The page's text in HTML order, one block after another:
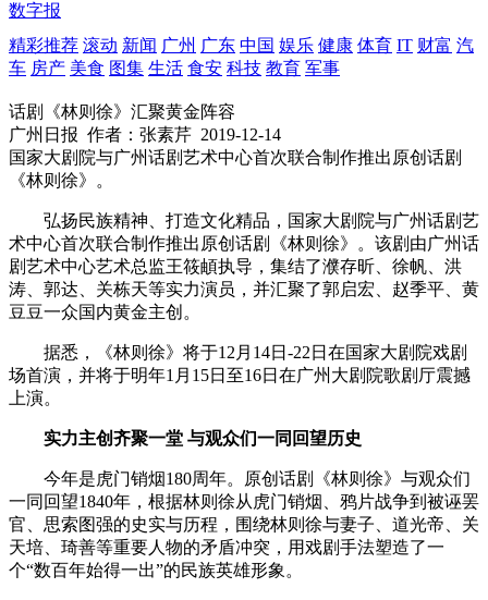
数字报
精彩推荐 滚动 新闻 广州 广东 中国 娱乐 健康 体育 IT 财富 汽
车 房产 美食 图集 生活 食安 科技 教育 军事
话剧《林则徐》汇聚黄金阵容
广州日报 作者：张素芹 2019-12-14
国家大剧院与广州话剧艺术中心首次联合制作推出原创话剧
《林则徐》。
弘扬民族精神、打造文化精品，国家大剧院与广州话剧艺
术中心首次联合制作推出原创话剧《林则徐》。该剧由广州话
剧艺术中心艺术总监王筱頔执导，集结了濮存昕、徐帆、洪
涛、郭达、关栋天等实力演员，并汇聚了郭启宏、赵季平、黄
豆豆一众国内黄金主创。
据悉，《林则徐》将于12月14日-22日在国家大剧院戏剧
场首演，并将于明年1月15日至16日在广州大剧院歌剧厅震撼
上演。
实力主创齐聚一堂 与观众们一同回望历史
今年是虎门销烟180周年。原创话剧《林则徐》与观众们
一同回望1840年，根据林则徐从虎门销烟、鸦片战争到被诬罢
官、思索图强的史实与历程，围绕林则徐与妻子、道光帝、关
天培、琦善等重要人物的矛盾冲突，用戏剧手法塑造了一
个“数百年始得一出”的民族英雄形象。